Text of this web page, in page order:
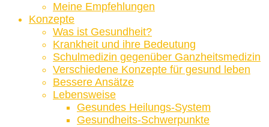
Meine Empfehlungen
Konzepte
Was ist Gesundheit?
Krankheit und ihre Bedeutung
Schulmedizin gegenüber Ganzheitsmedizin
Verschiedene Konzepte für gesund leben
Bessere Ansätze
Lebensweise
Gesundes Heilungs-System
Gesundheits-Schwerpunkte